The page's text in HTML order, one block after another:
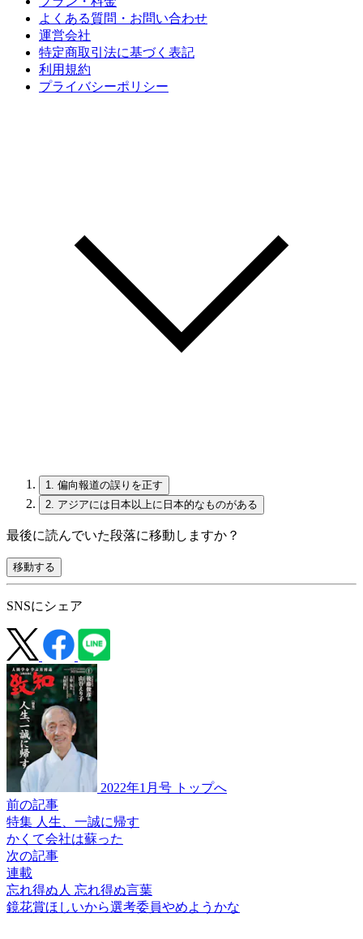
よくある質問・お問い合わせ
運営会社
特定商取引法に基づく表記
利用規約
プライバシーポリシー
1.
偏向報道の誤りを正す
2. アジアには日本以上に日本的なものがある
最後に読んでいた段落に移動しますか？
移動する
SNSにシェア
2022年1月号 トップへ
前の記事
特集 人生、一誠に帰す
かくて会社は蘇った
次の記事
連載
忘れ得ぬ人 忘れ得ぬ言葉
鏡花賞ほしいから選考委員やめようかな